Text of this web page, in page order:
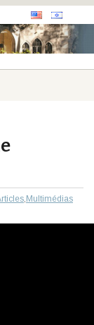
, Multimédias